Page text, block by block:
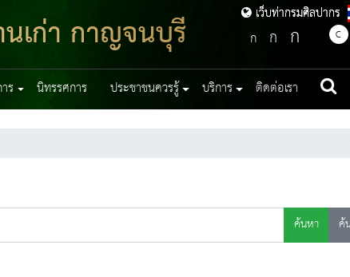
เว็บท่ากรมศิลปากร
เก่า กาญจนบุรี เว็บท่ากรมศิลปากร
ก ก ก C
ร นิทรรศการ ประชาชนควรรู้ บริการ ติดต่อเรา
ค้นหา
ค้